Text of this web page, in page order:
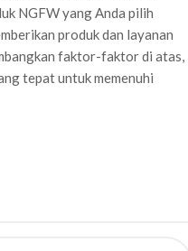
NGFW yang Anda pilih
produk dan layanan
faktor-faktor di atas,
tepat untuk memenuhi